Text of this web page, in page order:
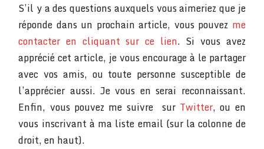
S’il y a des questions auxquels vous aimeriez que je
réponde dans un prochain article, vous pouvez me
contacter en cliquant sur ce lien. Si vous avez
apprécié cet article, je vous encourage à le partager
avec vos amis, ou toute personne susceptible de
l’apprécier aussi. Je vous en serai reconnaissant.
Enfin, vous pouvez me suivre sur Twitter, ou en
vous inscrivant à ma liste email (sur la colonne de
droit, en haut).